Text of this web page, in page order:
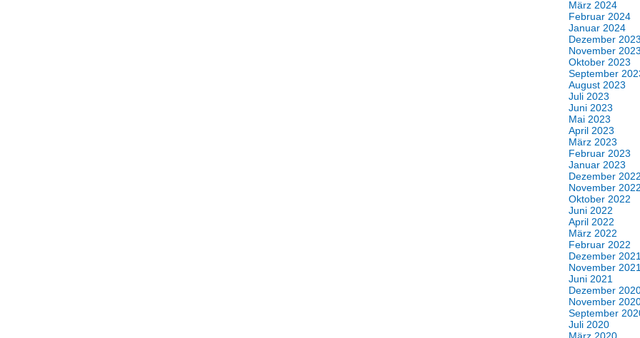
März 2024
Februar 2024
Januar 2024
Dezember 2023
November 2023
Oktober 2023
September
August 2023
Juli 2023
Juni 2023
Mai 2023
April 2023
März 2023
Februar 2023
Januar 2023
Dezember 2022
November 2022
Oktober 2022
Juni 2022
April 2022
März 2022
Februar 2022
Dezember 2021
November 2021
Juni 2021
Dezember
November
September
Juli 2020